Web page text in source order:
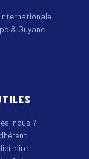
& Guyane
nous ?